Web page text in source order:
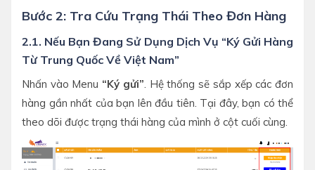
Bước 2: Tra Cứu Trạng Thái Theo Đơn Hàng
2.1. Nếu Bạn Đang Sử Dụng Dịch Vụ “Ký Gửi Hàng
Từ Trung Quốc Về Việt Nam”
Nhấn vào Menu “Ký gửi”. Hệ thống sẽ sắp xếp các đơn
hàng gần nhất của bạn lên đầu tiên. Tại đây, bạn có thể
theo dõi được trạng thái hàng của mình ở cột cuối cùng.